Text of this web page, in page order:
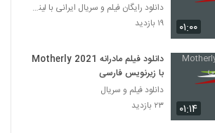
۰۱:۰۰
دانلود رایگان فیلم و سریال ایرانی با لینک مستقیم
۱۹ بازدید
۰۱:۱۴
دانلود فیلم مادرانه Motherly 2021
با زیرنویس فارسی
دانلود فیلم و سریال
۲۳ بازدید